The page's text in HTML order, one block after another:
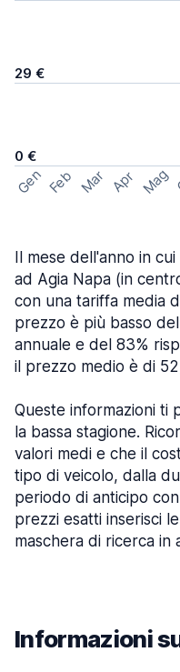
29 €
0 €
Gen Feb Mar Apr Mag
Il mese dell'anno in
ad Agia Napa (in
con una tariffa media
prezzo è più basso
annuale e del 83%
il prezzo medio è di
Queste informazioni ti
la bassa stagione.
valori medi e che il
tipo di veicolo, dalla
periodo di anticipo
prezzi esatti inserisci
maschera di ricerca in
Informazioni